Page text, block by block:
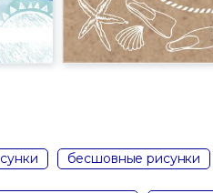
бесшовные рисунки